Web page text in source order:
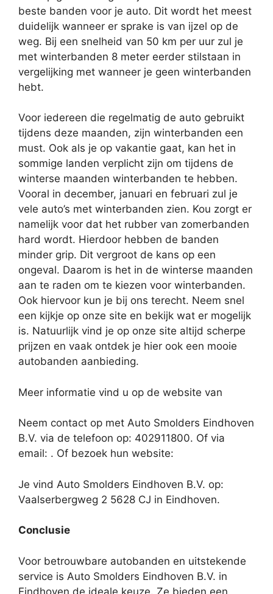
beste banden voor je auto. Dit wordt het meest
duidelijk wanneer er sprake is van ijzel op de
weg. Bij een snelheid van 50 km per uur zul je
met winterbanden 8 meter eerder stilstaan in
vergelijking met wanneer je geen winterbanden
hebt.
Voor iedereen die regelmatig de auto gebruikt
tijdens deze maanden, zijn winterbanden een
must. Ook als je op vakantie gaat, kan het in
sommige landen verplicht zijn om tijdens de
winterse maanden winterbanden te hebben.
Vooral in december, januari en februari zul je
vele auto’s met winterbanden zien. Kou zorgt er
namelijk voor dat het rubber van zomerbanden
hard wordt. Hierdoor hebben de banden
minder grip. Dit vergroot de kans op een
ongeval. Daarom is het in de winterse maanden
aan te raden om te kiezen voor winterbanden.
Ook hiervoor kun je bij ons terecht. Neem snel
een kijkje op onze site en bekijk wat er mogelijk
is. Natuurlijk vind je op onze site altijd scherpe
prijzen en vaak ontdek je hier ook een mooie
autobanden aanbieding.
Meer informatie vind u op de website van
Neem contact op met Auto Smolders Eindhoven
B.V. via de telefoon op: 402911800. Of via
email: . Of bezoek hun website:
Je vind Auto Smolders Eindhoven B.V. op:
Vaalserbergweg 2 5628 CJ in Eindhoven.
Conclusie
Voor betrouwbare autobanden en uitstekende
service is Auto Smolders Eindhoven B.V. in
Eindhoven de ideale keuze. Ze bieden een